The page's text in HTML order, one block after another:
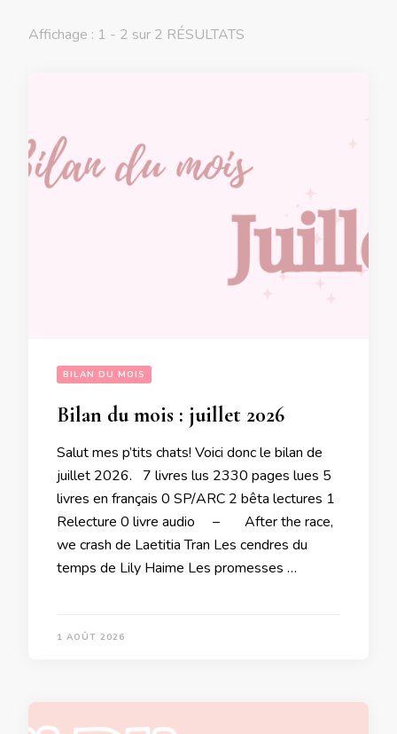
Affichage : 1 - 2 sur 2 RÉSULTATS
BILAN DU MOIS
Bilan du mois : juillet 2026
Salut mes p’tits chats! Voici donc le bilan de
juillet 2026. 7 livres lus 2330 pages lues 5
livres en français 0 SP/ARC 2 bêta lectures 1
Relecture 0 livre audio – After the race,
we crash de Laetitia Tran Les cendres du
temps de Lily Haime Les promesses …
1 AOÛT 2026